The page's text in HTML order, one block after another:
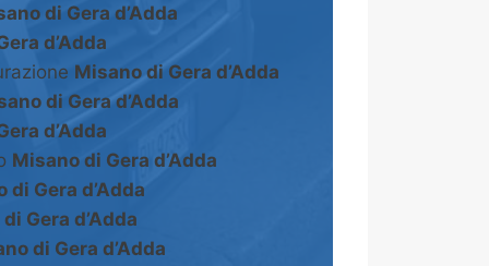
di Gera d’Adda
d’Adda
Misano di Gera d’Adda
di Gera d’Adda
d’Adda
Misano di Gera d’Adda
di Gera d’Adda
Gera d’Adda
di Gera d’Adda